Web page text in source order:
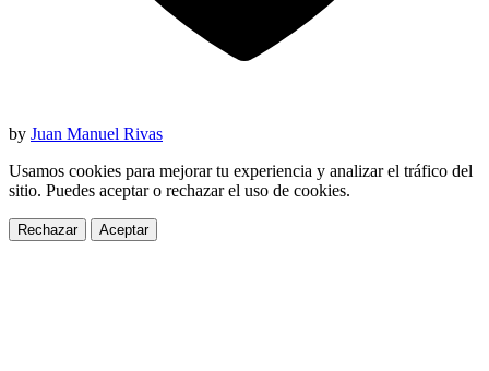
by Juan Manuel Rivas
Usamos cookies para mejorar tu experiencia y analizar el tráfico del
sitio. Puedes aceptar o rechazar el uso de cookies.
Rechazar Aceptar